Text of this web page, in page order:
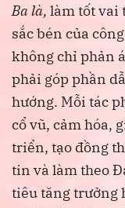
Ba là, làm tốt vai
sắc bén của
không chỉ phản
phải góp phần
hướng. Mỗi tác
cổ vũ, cảm hóa,
triển, tạo đồng
tin và làm theo
tiêu tăng trưởng